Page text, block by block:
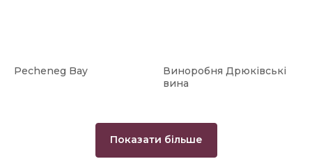
Pecheneg Bay
Виноробня Дрюківські
вина
Показати більше